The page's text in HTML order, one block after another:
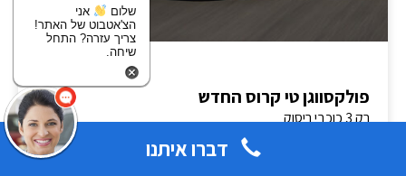
פולקסווגן טי קרוס החדש
רק 3 כוכבי ריסוק
אופציה לטרייד אין
144,990 ₪
דברו איתנו
שלום
אני
הצ'אטבוט של האתר!
צריך עזרה? התחל
שיחה.